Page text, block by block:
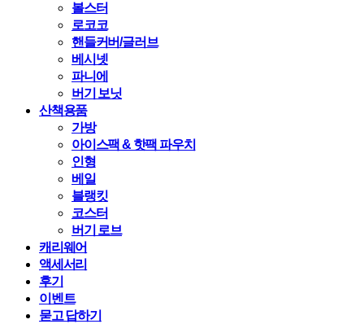
볼스터
로코코
핸들커버/글러브
베시넷
파니에
버기 보닛
산책용품
가방
아이스팩 & 핫팩 파우치
인형
베일
블랭킷
코스터
버기 로브
캐리웨어
액세서리
후기
이벤트
묻고 답하기